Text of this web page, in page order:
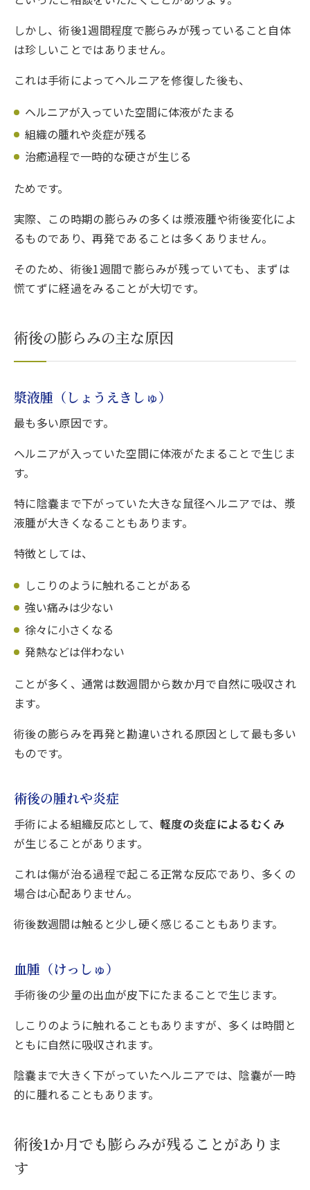
しかし、術後1週間程度で膨らみが残っていること自体
は珍しいことではありません。
これは手術によってヘルニアを修復した後も、
ヘルニアが入っていた空間に体液がたまる
組織の腫れや炎症が残る
治癒過程で一時的な硬さが生じる
ためです。
実際、この時期の膨らみの多くは漿液腫や術後変化によ
るものであり、再発であることは多くありません。
そのため、術後1週間で膨らみが残っていても、まずは
慌てずに経過をみることが大切です。
術後の膨らみの主な原因
漿液腫（しょうえきしゅ）
最も多い原因です。
ヘルニアが入っていた空間に体液がたまることで生じま
す。
特に陰嚢まで下がっていた大きな鼠径ヘルニアでは、漿
液腫が大きくなることもあります。
特徴としては、
しこりのように触れることがある
強い痛みは少ない
徐々に小さくなる
発熱などは伴わない
ことが多く、通常は数週間から数か月で自然に吸収され
ます。
術後の膨らみを再発と勘違いされる原因として最も多い
ものです。
術後の腫れや炎症
手術による組織反応として、軽度の炎症によるむくみ
が生じることがあります。
これは傷が治る過程で起こる正常な反応であり、多くの
場合は心配ありません。
術後数週間は触ると少し硬く感じることもあります。
血腫（けっしゅ）
手術後の少量の出血が皮下にたまることで生じます。
しこりのように触れることもありますが、多くは時間と
ともに自然に吸収されます。
陰嚢まで大きく下がっていたヘルニアでは、陰嚢が一時
的に腫れることもあります。
術後1か月でも膨らみが残ることがありま
す